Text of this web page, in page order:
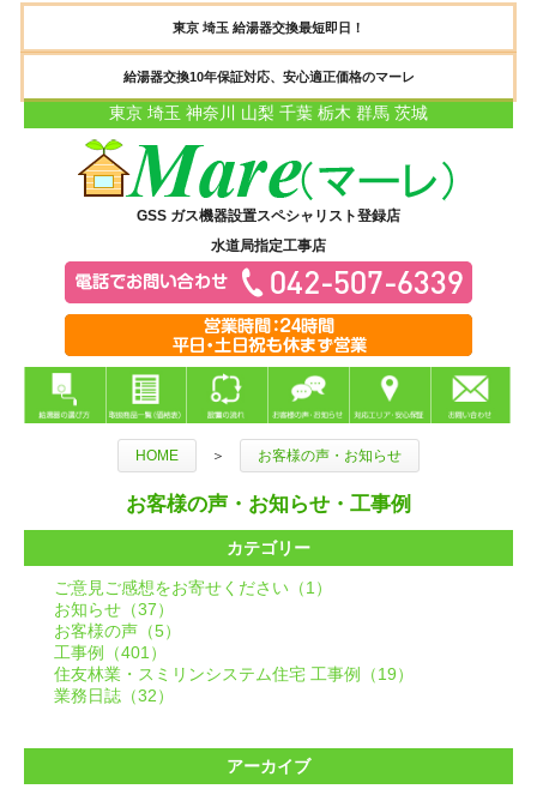
東京 埼玉 給湯器交換最短即日！
給湯器交換10年保証対応、安心適正価格のマーレ
東京 埼玉 神奈川 山梨 千葉 栃木 群馬 茨城
GSS ガス機器設置スペシャリスト登録店
水道局指定工事店
HOME ＞ お客様の声・お知らせ
お客様の声・お知らせ・工事例
カテゴリー
ご意見ご感想をお寄せください（1）
お知らせ（37）
お客様の声（5）
工事例（401）
住友林業・スミリンシステム住宅 工事例（19）
業務日誌（32）
アーカイブ